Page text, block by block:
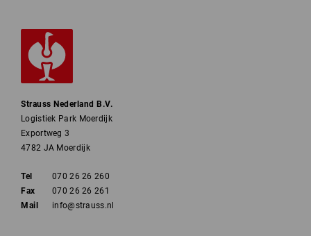
Strauss Nederland B.V.
Logistiek Park Moerdijk
Exportweg 3
4782 JA Moerdijk
Tel
070 26 26 260
Fax
070 26 26 261
Mail
info@strauss.nl